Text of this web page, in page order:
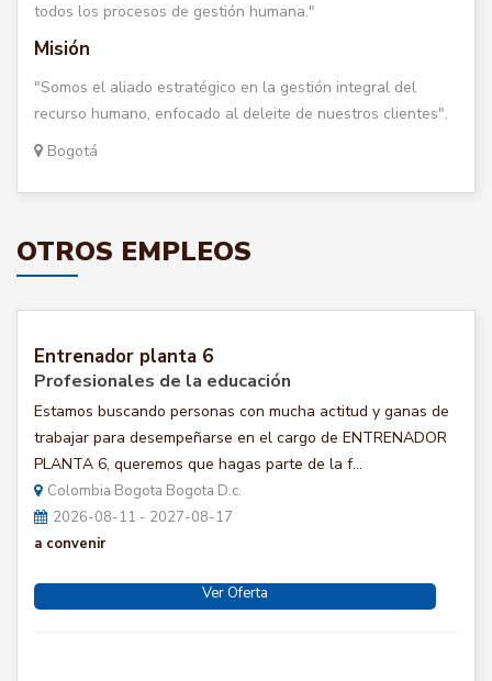
todos los procesos de gestión humana."
Misión
"Somos el aliado estratégico en la gestión integral del
recurso humano, enfocado al deleite de nuestros clientes".
Bogotá
OTROS EMPLEOS
Entrenador planta 6
Profesionales de la educación
Estamos buscando personas con mucha actitud y ganas de
trabajar para desempeñarse en el cargo de ENTRENADOR
PLANTA 6, queremos que hagas parte de la f...
Colombia Bogota Bogota D.c.
2026-08-11 - 2027-08-17
a convenir
Ver Oferta